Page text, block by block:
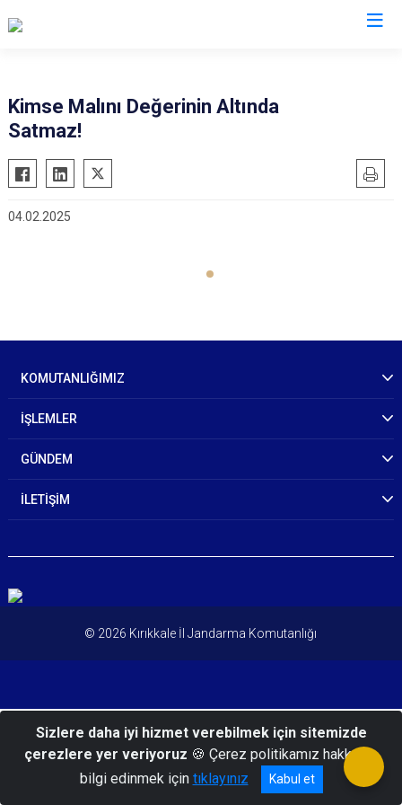
Kimse Malını Değerinin Altında
Satmaz!
04.02.2025
KOMUTANLIĞIMIZ
İŞLEMLER
GÜNDEM
İLETİŞİM
© 2026 Kırıkkale İl Jandarma Komutanlığı
Sizlere daha iyi hizmet verebilmek için sitemizde
çerezlere yer veriyoruz 🍪 Çerez politikamız hakkında
bilgi edinmek için tıklayınız Kabul et